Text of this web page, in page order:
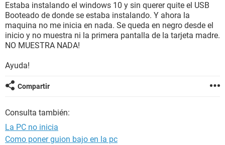
Estaba instalando el windows 10 y sin querer quite el USB
Booteado de donde se estaba instalando. Y ahora la
maquina no me inicia en nada. Se queda en negro desde el
inicio y no muestra ni la primera pantalla de la tarjeta madre.
NO MUESTRA NADA!
Ayuda!
Compartir
Consulta también:
La PC no inicia
Como poner guion bajo en la pc